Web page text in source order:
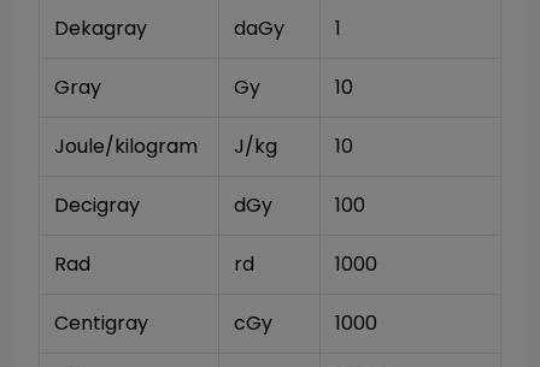
Dekagray daGy 1
Gray Gy 10
Joule/kilogram J/kg 10
Decigray dGy 100
Rad rd 1000
Centigray cGy 1000